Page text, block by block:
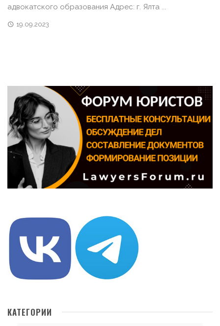
адвокатского образования Адрес: г. Ялта ...
19.09.2023
КАТЕГОРИИ